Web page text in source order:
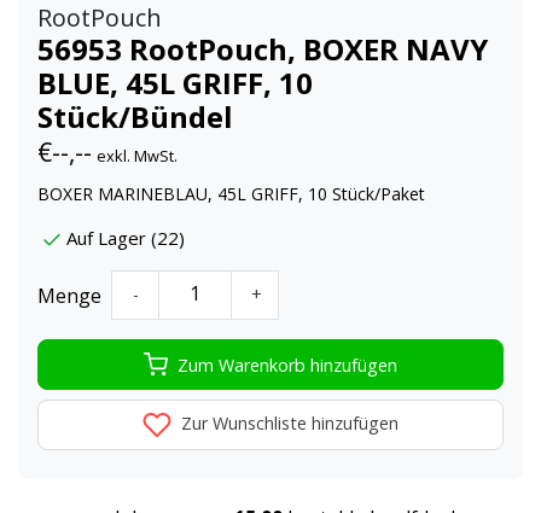
RootPouch
56953 RootPouch, BOXER NAVY
BLUE, 45L GRIFF, 10
Stück/Bündel
€--,-- exkl. MwSt.
BOXER MARINEBLAU, 45L GRIFF, 10 Stück/Paket
Auf Lager (22)
Menge - +
Zum Warenkorb hinzufügen
Zur Wunschliste hinzufügen